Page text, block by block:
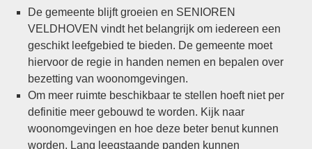
De gemeente blijft groeien en SENIOREN
VELDHOVEN vindt het belangrijk om iedereen een
geschikt leefgebied te bieden. De gemeente moet
hiervoor de regie in handen nemen en bepalen over
bezetting van woonomgevingen.
Om meer ruimte beschikbaar te stellen hoeft niet per
definitie meer gebouwd te worden. Kijk naar
woonomgevingen en hoe deze beter benut kunnen
worden. Lang leegstaande panden kunnen